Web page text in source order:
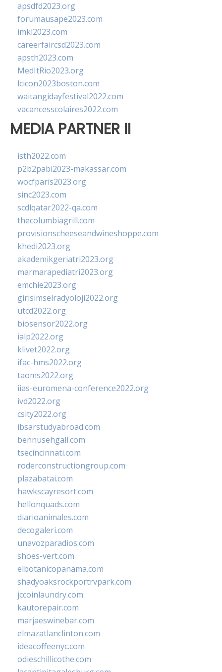
apsdfd2023.org
forumausape2023.com
imkl2023.com
careerfaircsd2023.com
apsth2023.com
MedItRio2023.org
lcicon2023boston.com
waitangidayfestival2022.com
vacancesscolaires2022.com
MEDIA PARTNER II
isth2022.com
p2b2pabi2023-makassar.com
wocfparis2023.org
sinc2023.com
scdlqatar2022-qa.com
thecolumbiagrill.com
provisionscheeseandwineshoppe.com
khedi2023.org
akademikgeriatri2023.org
marmarapediatri2023.org
emchie2023.org
girisimselradyoloji2022.org
utcd2022.org
biosensor2022.org
ialp2022.org
klivet2022.org
ifac-hms2022.org
taoms2022.org
iias-euromena-conference2022.org
ivd2022.org
csity2022.org
ibsarstudyabroad.com
bennusehgall.com
tsecincinnati.com
roderconstructiongroup.com
plazabatai.com
hawkscayresort.com
hellonquads.com
diarioanimales.com
decogaleri.com
unavozparadios.com
shoes-vert.com
elbotanicopanama.com
shadyoaksrockportrvpark.com
jccoinlaundry.com
kautorepair.com
marjaeswinebar.com
elmazatlanclinton.com
ideacoffeenyc.com
odieschillicothe.com